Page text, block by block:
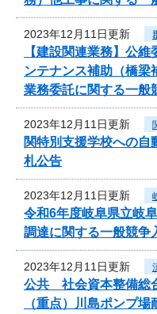
2023年12月11日更新
【建設関連業務】公
ンテナンス補助（橋梁
業務委託に関する一般
2023年12月11日更新
関特別支援学校への自
札公告
2023年12月11日更新
令和6年度岐阜県立岐
調達に関する一般競争
2023年12月11日更新
公共 社会資本整備総
（重点）川島ポンプ